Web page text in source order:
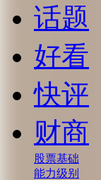
话题
好看
快评
财商
股票基础
能力级别